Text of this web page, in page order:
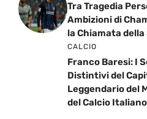
Tra Tragedia
Ambizioni di
la Chiamata della
CALCIO
Franco Baresi: I
Distintivi del
Leggendario del
del Calcio Italiano